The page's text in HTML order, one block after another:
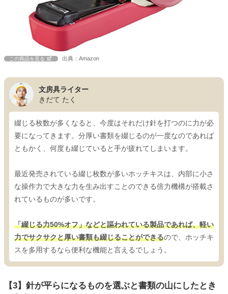
この商品を見る 出典：Amazon
文房具ライター
きだて たく
綴じる枚数が多くなると、今度はそれだけ針を打つのに力が必
要になってきます。分厚い書類を綴じるのが一度なのであれば
ともかく、何度も綴じていると手が疲れてしまいます。
最近発売されている綴じ枚数が多いホッチキスは、内部に小さ
な操作力で大きな力を生み出すことのできる倍力機構が搭載さ
れているものが多いです。
「綴じる力50%オフ」などと謳われている製品であれば、軽い
力でサクサクと厚い書類も綴じることができるので、ホッチキ
スを多用するなら便利な機能と言えるでしょう。
【3】針が平らになるものを選ぶと書類の山にしたとき